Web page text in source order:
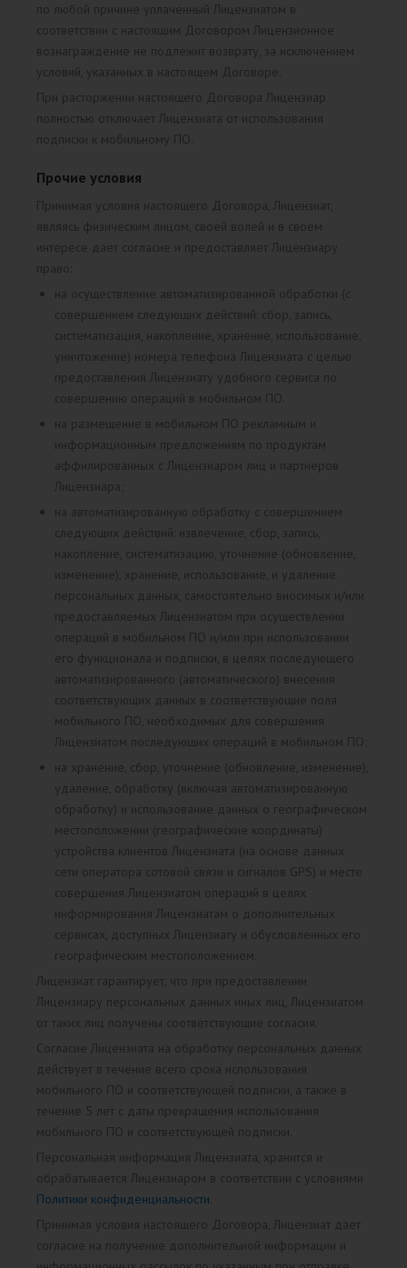
по любой причине уплаченный Лицензиатом в
соответствии с настоящим Договором Лицензионное
вознаграждение не подлежит возврату, за исключением
условий, указанных в настоящем Договоре.
При расторжении настоящего Договора Лицензиар
полностью отключает Лицензиата от использования
подписки к мобильному ПО.
Прочие условия
Принимая условия настоящего Договора, Лицензиат,
являясь физическим лицом, своей волей и в своем
интересе дает согласие и предоставляет Лицензиару
право:
на осуществление автоматизированной обработки (с
совершением следующих действий: сбор, запись,
систематизация, накопление, хранение, использование,
уничтожение) номера телефона Лицензиата с целью
предоставления Лицензиату удобного сервиса по
совершению операций в мобильном ПО.
на размещение в мобильном ПО рекламным и
информационным предложениям по продуктам
аффилированных с Лицензиаром лиц и партнеров
Лицензиара;
на автоматизированную обработку с совершением
следующих действий: извлечение, сбор, запись,
накопление, систематизацию, уточнение (обновление,
изменение), хранение, использование, и удаление
персональных данных, самостоятельно вносимых и/или
предоставляемых Лицензиатом при осуществлении
операций в мобильном ПО и/или при использовании
его функционала и подписки, в целях последующего
автоматизированного (автоматического) внесения
соответствующих данных в соответствующие поля
мобильного ПО, необходимых для совершения
Лицензиатом последующих операций в мобильном ПО;
на хранение, сбор, уточнение (обновление, изменение),
удаление, обработку (включая автоматизированную
обработку) и использование данных о географическом
местоположении (географические координаты)
устройства клиентов Лицензиата (на основе данных
сети оператора сотовой связи и сигналов GPS) и месте
совершения Лицензиатом операций в целях
информирования Лицензиатам о дополнительных
сервисах, доступных Лицензиату и обусловленных его
географическим местоположением.
Лицензиат гарантирует, что при предоставлении
Лицензиару персональных данных иных лиц, Лицензиатом
от таких лиц получены соответствующие согласия.
Согласие Лицензиата на обработку персональных данных
действует в течение всего срока использования
мобильного ПО и соответствующей подписки, а также в
течение 5 лет с даты прекращения использования
мобильного ПО и соответствующей подписки.
Персональная информация Лицензиата, хранится и
обрабатывается Лицензиаром в соответствии с условиями
Политики конфиденциальности
Принимая условия настоящего Договора, Лицензиат дает
согласие на получение дополнительной информации и